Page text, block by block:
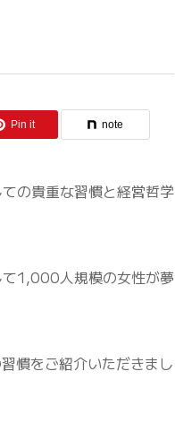
Pin it note
の貴重な習慣と経営哲学
1,000人規模の女性が夢
慣をご紹介いただきまし